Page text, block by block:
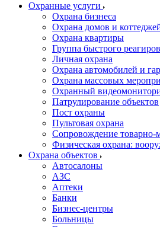
Охранные услуги
Охрана бизнеса
Охрана домов и
Охрана квартиры
Группа быстрого
Личная охрана
Охрана автомобилей и
Охрана массовых
Охранный
Патрулирование объектов
Пост охраны
Пультовая охрана
Сопровождение товарно-
Физическая охрана:
Охрана объектов
Автосалоны
АЗС
Аптеки
Банки
Бизнес-центры
Больницы